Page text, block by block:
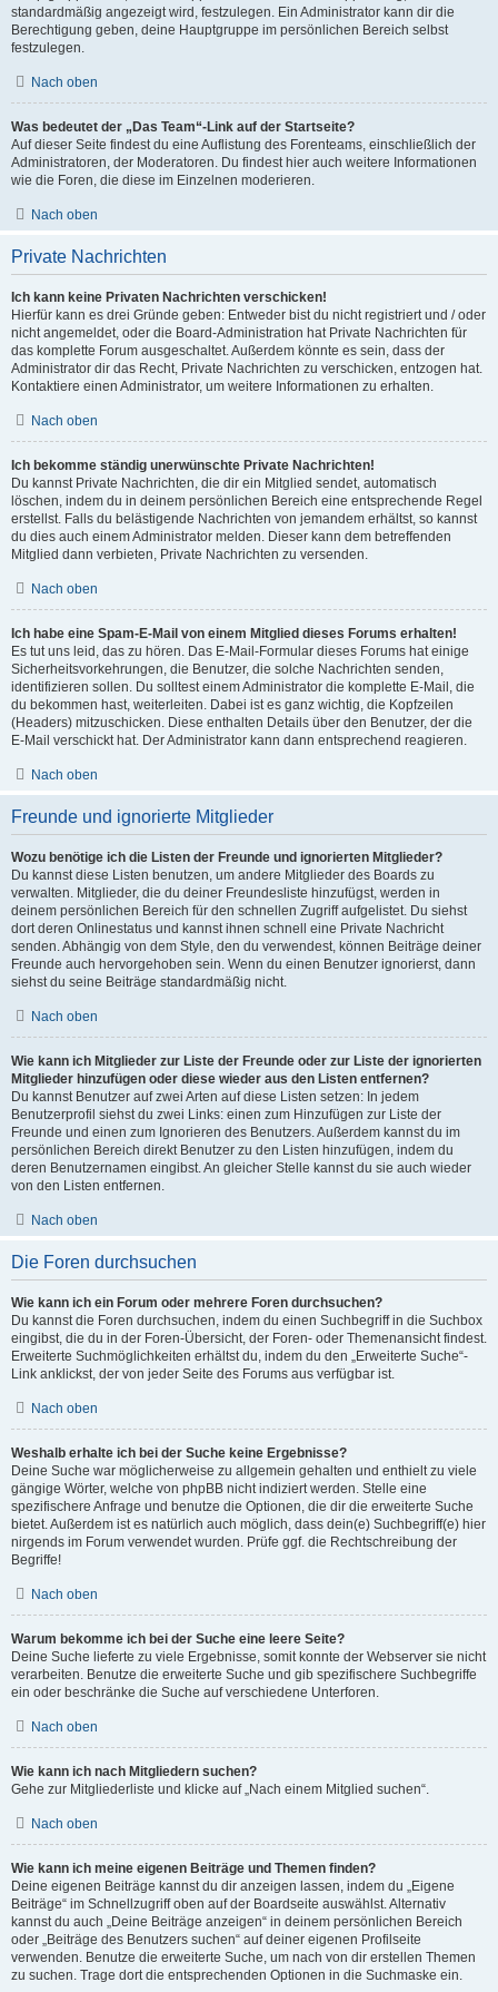
standardmäßig angezeigt wird, festzulegen. Ein Administrator kann dir die
Berechtigung geben, deine Hauptgruppe im persönlichen Bereich selbst
festzulegen.
Nach oben
Was bedeutet der „Das Team“-Link auf der Startseite?
Auf dieser Seite findest du eine Auflistung des Forenteams, einschließlich der
Administratoren, der Moderatoren. Du findest hier auch weitere Informationen
wie die Foren, die diese im Einzelnen moderieren.
Nach oben
Private Nachrichten
Ich kann keine Privaten Nachrichten verschicken!
Hierfür kann es drei Gründe geben: Entweder bist du nicht registriert und / oder
nicht angemeldet, oder die Board-Administration hat Private Nachrichten für
das komplette Forum ausgeschaltet. Außerdem könnte es sein, dass der
Administrator dir das Recht, Private Nachrichten zu verschicken, entzogen hat.
Kontaktiere einen Administrator, um weitere Informationen zu erhalten.
Nach oben
Ich bekomme ständig unerwünschte Private Nachrichten!
Du kannst Private Nachrichten, die dir ein Mitglied sendet, automatisch
löschen, indem du in deinem persönlichen Bereich eine entsprechende Regel
erstellst. Falls du belästigende Nachrichten von jemandem erhältst, so kannst
du dies auch einem Administrator melden. Dieser kann dem betreffenden
Mitglied dann verbieten, Private Nachrichten zu versenden.
Nach oben
Ich habe eine Spam-E-Mail von einem Mitglied dieses Forums erhalten!
Es tut uns leid, das zu hören. Das E-Mail-Formular dieses Forums hat einige
Sicherheitsvorkehrungen, die Benutzer, die solche Nachrichten senden,
identifizieren sollen. Du solltest einem Administrator die komplette E-Mail, die
du bekommen hast, weiterleiten. Dabei ist es ganz wichtig, die Kopfzeilen
(Headers) mitzuschicken. Diese enthalten Details über den Benutzer, der die
E-Mail verschickt hat. Der Administrator kann dann entsprechend reagieren.
Nach oben
Freunde und ignorierte Mitglieder
Wozu benötige ich die Listen der Freunde und ignorierten Mitglieder?
Du kannst diese Listen benutzen, um andere Mitglieder des Boards zu
verwalten. Mitglieder, die du deiner Freundesliste hinzufügst, werden in
deinem persönlichen Bereich für den schnellen Zugriff aufgelistet. Du siehst
dort deren Onlinestatus und kannst ihnen schnell eine Private Nachricht
senden. Abhängig von dem Style, den du verwendest, können Beiträge deiner
Freunde auch hervorgehoben sein. Wenn du einen Benutzer ignorierst, dann
siehst du seine Beiträge standardmäßig nicht.
Nach oben
Wie kann ich Mitglieder zur Liste der Freunde oder zur Liste der ignorierten
Mitglieder hinzufügen oder diese wieder aus den Listen entfernen?
Du kannst Benutzer auf zwei Arten auf diese Listen setzen: In jedem
Benutzerprofil siehst du zwei Links: einen zum Hinzufügen zur Liste der
Freunde und einen zum Ignorieren des Benutzers. Außerdem kannst du im
persönlichen Bereich direkt Benutzer zu den Listen hinzufügen, indem du
deren Benutzernamen eingibst. An gleicher Stelle kannst du sie auch wieder
von den Listen entfernen.
Nach oben
Die Foren durchsuchen
Wie kann ich ein Forum oder mehrere Foren durchsuchen?
Du kannst die Foren durchsuchen, indem du einen Suchbegriff in die Suchbox
eingibst, die du in der Foren-Übersicht, der Foren- oder Themenansicht findest.
Erweiterte Suchmöglichkeiten erhältst du, indem du den „Erweiterte Suche“-
Link anklickst, der von jeder Seite des Forums aus verfügbar ist.
Nach oben
Weshalb erhalte ich bei der Suche keine Ergebnisse?
Deine Suche war möglicherweise zu allgemein gehalten und enthielt zu viele
gängige Wörter, welche von phpBB nicht indiziert werden. Stelle eine
spezifischere Anfrage und benutze die Optionen, die dir die erweiterte Suche
bietet. Außerdem ist es natürlich auch möglich, dass dein(e) Suchbegriff(e) hier
nirgends im Forum verwendet wurden. Prüfe ggf. die Rechtschreibung der
Begriffe!
Nach oben
Warum bekomme ich bei der Suche eine leere Seite?
Deine Suche lieferte zu viele Ergebnisse, somit konnte der Webserver sie nicht
verarbeiten. Benutze die erweiterte Suche und gib spezifischere Suchbegriffe
ein oder beschränke die Suche auf verschiedene Unterforen.
Nach oben
Wie kann ich nach Mitgliedern suchen?
Gehe zur Mitgliederliste und klicke auf „Nach einem Mitglied suchen“.
Nach oben
Wie kann ich meine eigenen Beiträge und Themen finden?
Deine eigenen Beiträge kannst du dir anzeigen lassen, indem du „Eigene
Beiträge“ im Schnellzugriff oben auf der Boardseite auswählst. Alternativ
kannst du auch „Deine Beiträge anzeigen“ in deinem persönlichen Bereich
oder „Beiträge des Benutzers suchen“ auf deiner eigenen Profilseite
verwenden. Benutze die erweiterte Suche, um nach von dir erstellen Themen
zu suchen. Trage dort die entsprechenden Optionen in die Suchmaske ein.